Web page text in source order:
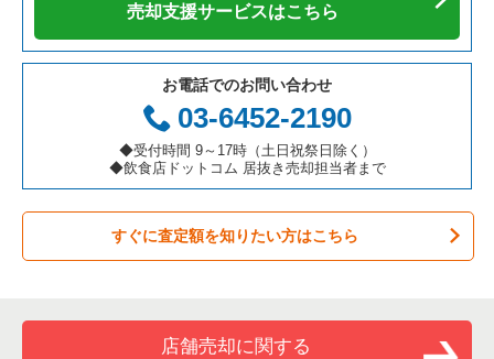
売却支援サービスはこちら
お電話でのお問い合わせ
03-6452-2190
◆受付時間 9～17時（土日祝祭日除く）
◆飲食店ドットコム 居抜き売却担当者まで
すぐに査定額を知りたい方はこちら
店舗売却に関する